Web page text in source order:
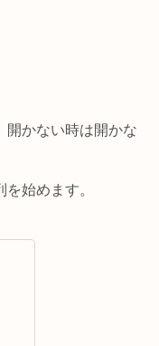
開かない時は開かな
始めます。